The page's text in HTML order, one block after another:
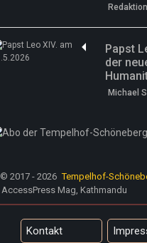
Redaktion
Papst
der
Michael
© 2017 - 2026 Tempelhof-
AccessPress Mag, Kathmandu
Kontakt